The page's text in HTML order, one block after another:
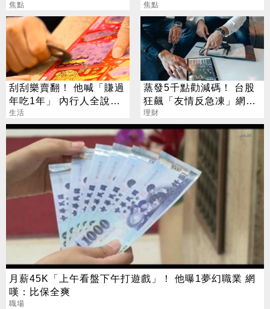
對整年活在期待中
焦點
252人
焦點
刮刮樂賣翻！ 他喊「賺過
年吃1年」 內行人全說
了：生存不易
生活
蒸發5千點勸減碼！ 台股
狂飆「友情反急凍」網
嘆：少管閒事
理財
月薪45K「上午看盤下午打遊戲」！ 他曝1夢幻職業 網
嘆：比保全爽
職場